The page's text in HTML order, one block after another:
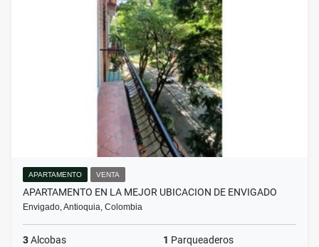
APARTAMENTO VENTA
APARTAMENTO EN LA MEJOR UBICACION DE ENVIGADO
Envigado, Antioquia, Colombia
3Alcobas 1 Parqueaderos